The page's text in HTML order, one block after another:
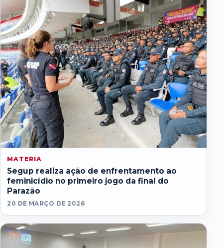
MATERIA
Segup realiza ação de enfrentamento ao
feminicídio no primeiro jogo da final do
Parazão
20 DE MARÇO DE 2026